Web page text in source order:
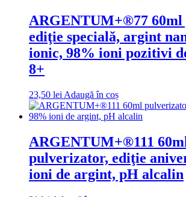
ARGENTUM+®77 60ml
ediţie specială, argint
ionic, 98% ioni pozitivi
8+
23,50 lei Adaugă în coș
ARGENTUM+®111
pulverizator, ediţie
ioni de argint, pH alcalin